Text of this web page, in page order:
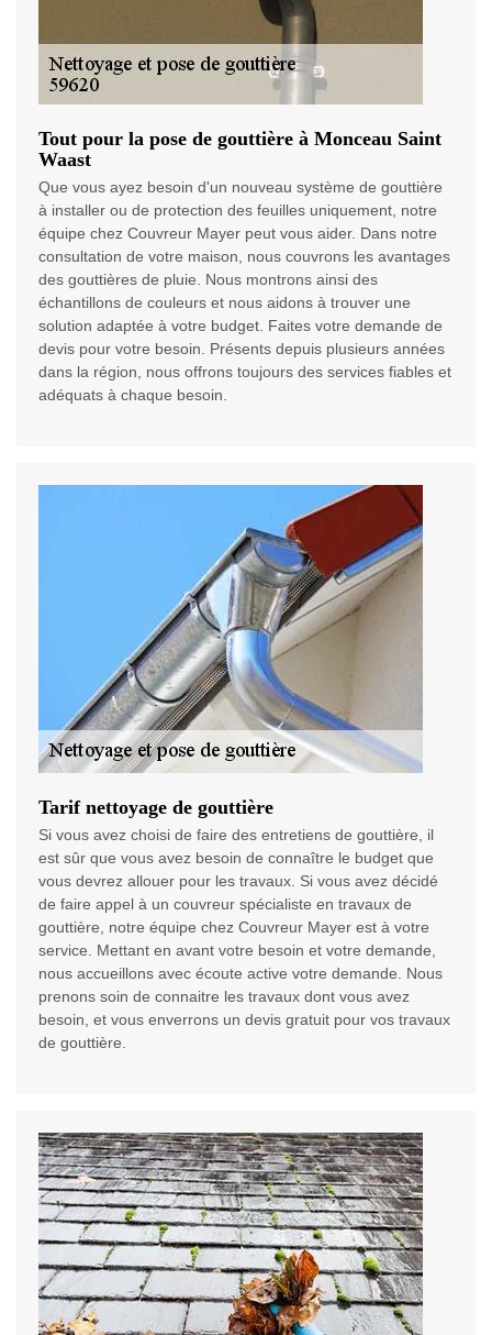
Tout pour la pose de gouttière à Monceau Saint
Waast
Que vous ayez besoin d'un nouveau système de gouttière
à installer ou de protection des feuilles uniquement, notre
équipe chez Couvreur Mayer peut vous aider. Dans notre
consultation de votre maison, nous couvrons les avantages
des gouttières de pluie. Nous montrons ainsi des
échantillons de couleurs et nous aidons à trouver une
solution adaptée à votre budget. Faites votre demande de
devis pour votre besoin. Présents depuis plusieurs années
dans la région, nous offrons toujours des services fiables et
adéquats à chaque besoin.
Tarif nettoyage de gouttière
Si vous avez choisi de faire des entretiens de gouttière, il
est sûr que vous avez besoin de connaître le budget que
vous devrez allouer pour les travaux. Si vous avez décidé
de faire appel à un couvreur spécialiste en travaux de
gouttière, notre équipe chez Couvreur Mayer est à votre
service. Mettant en avant votre besoin et votre demande,
nous accueillons avec écoute active votre demande. Nous
prenons soin de connaitre les travaux dont vous avez
besoin, et vous enverrons un devis gratuit pour vos travaux
de gouttière.